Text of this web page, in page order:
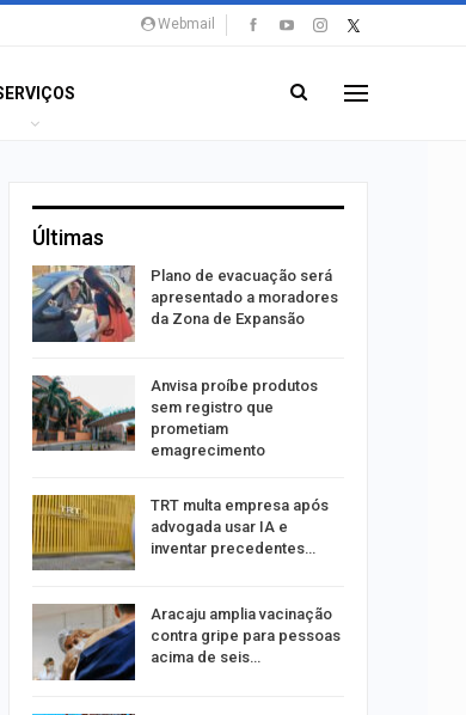
Webmail
Últimas
Plano de evacuação será
apresentado a moradores
da Zona de Expansão
Anvisa proíbe produtos
sem registro que
prometiam
emagrecimento
TRT multa empresa após
advogada usar IA e
inventar precedentes…
Aracaju amplia vacinação
contra gripe para pessoas
acima de seis…